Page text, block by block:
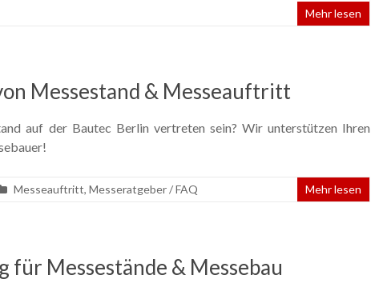
Mehr lesen
Messestand & Messeauftritt
auf der Bautec Berlin vertreten sein? Wir unterstützen Ihren
Messeauftritt, Messeratgeber / FAQ Mehr lesen
für Messestände & Messebau